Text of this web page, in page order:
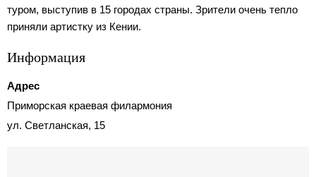
туром, выступив в 15 городах страны. Зрители очень тепло
приняли артистку из Кении.
Информация
Адрес
Приморская краевая филармония
ул. Светланская, 15